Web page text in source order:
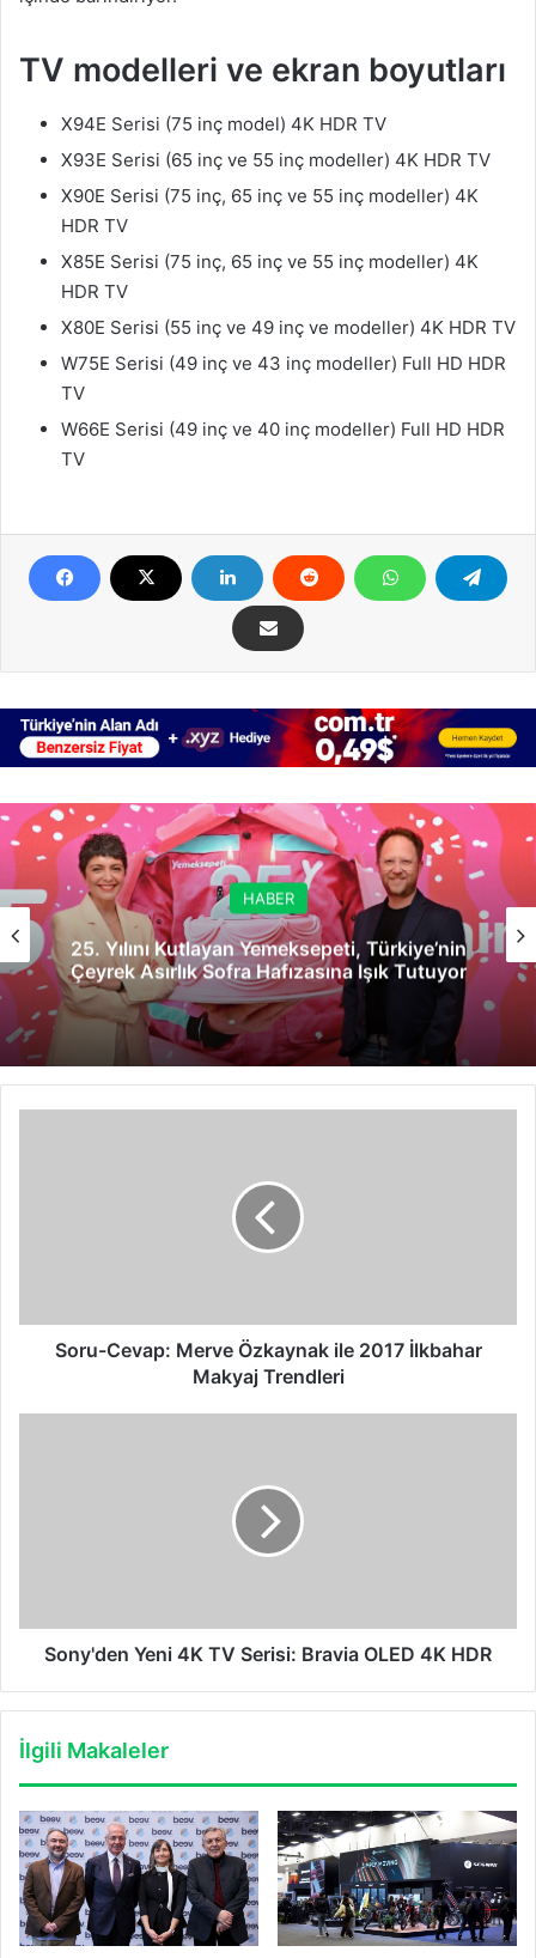
TV modelleri ve ekran boyutları
X94E Serisi (75 inç model) 4K HDR TV
X93E Serisi (65 inç ve 55 inç modeller) 4K HDR TV
X90E Serisi (75 inç, 65 inç ve 55 inç modeller) 4K
HDR TV
X85E Serisi (75 inç, 65 inç ve 55 inç modeller) 4K
HDR TV
X80E Serisi (55 inç ve 49 inç ve modeller) 4K HDR TV
W75E Serisi (49 inç ve 43 inç modeller) Full HD HDR
TV
W66E Serisi (49 inç ve 40 inç modeller) Full HD HDR
TV
HABER
25. Yılını Kutlayan Yemeksepeti, Türkiye’nin
Çeyrek Asırlık Sofra Hafızasına Işık Tutuyor
Trendleri
Soru-Cevap: Merve Özkaynak ile 2017 İlkbahar
Makyaj Trendleri
HDR
Sony'den Yeni 4K TV Serisi: Bravia OLED 4K HDR
İlgili Makaleler